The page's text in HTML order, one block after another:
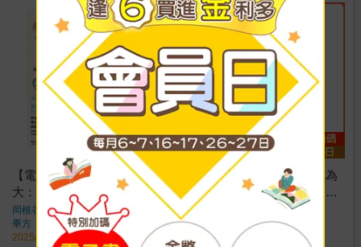
金石堂
【電子書】世界餐桌學問
大：從歷史、地理、政治到
宗教，探索全球大事的家庭
廚房冒險
岡根谷實里著
畢方
2025/11/01 出版
豆漿：小小的豆子如何成為
近代中國救亡圖存的靈丹妙
藥？
傅家倩
畢方
2025/10/08 出版